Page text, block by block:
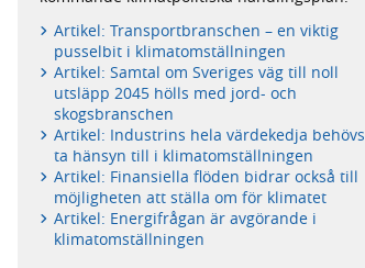
miljöminister
träffar
transportbranschen
under
rundabordssamtal
om
klimatomställningen.
Artikel: Transportbranschen – en viktig
pusselbit i klimatomställningen
Artikel: Samtal om Sveriges väg till noll
utsläpp 2045 hölls med jord- och
skogsbranschen
Artikel: Industrins hela värdekedja behövs
ta hänsyn till i klimatomställningen
Artikel: Finansiella flöden bidrar också till
möjligheten att ställa om för klimatet
Artikel: Energifrågan är avgörande i
klimatomställningen